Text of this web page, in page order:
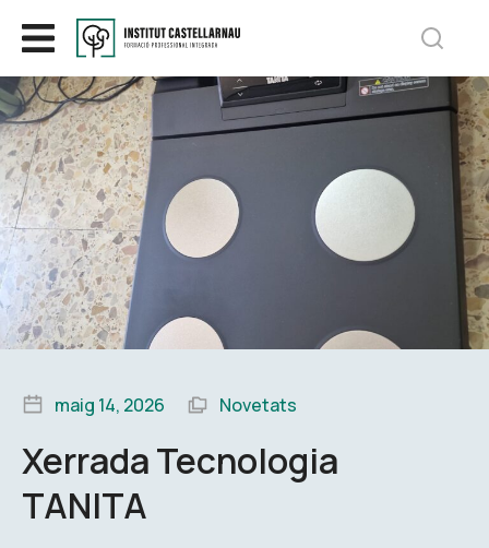
maig 14, 2026 Novetats
Xerrada Tecnologia
TANITA